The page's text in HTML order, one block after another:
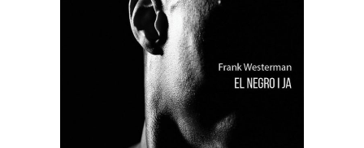
Próba odtworzenia życia tzw.
buszmena z Banyoles – wypchanego
człowieka, który był eksponatem
muzealnym aż do lat 90. XX wieku.
Holenderki reporter przywraca
buszmenowi z Banyoles ludzką
godność i stawia pytania o istotę